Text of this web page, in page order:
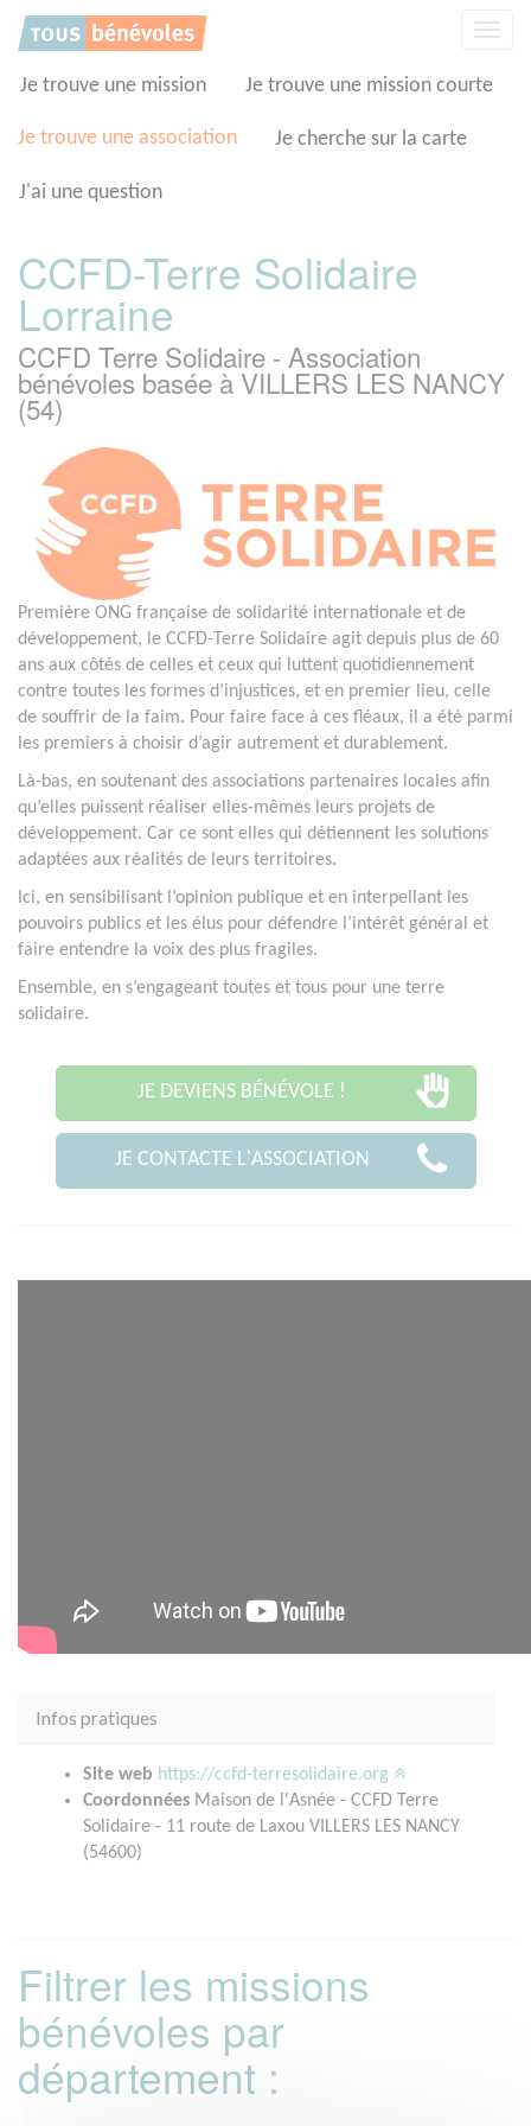
Je trouve une mission Je trouve une mission courte
Je trouve une association Je cherche sur la carte
J'ai une question
CCFD-Terre Solidaire
Lorraine
CCFD Terre Solidaire - Association
bénévoles basée à VILLERS LES NANCY
(54)
Première ONG française de solidarité internationale et de
développement, le CCFD-Terre Solidaire agit depuis plus de 60
ans aux côtés de celles et ceux qui luttent quotidiennement
contre toutes les formes d’injustices, et en premier lieu, celle
de souffrir de la faim. Pour faire face à ces fléaux, il a été parmi
les premiers à choisir d’agir autrement et durablement.
Là-bas, en soutenant des associations partenaires locales afin
qu’elles puissent réaliser elles-mêmes leurs projets de
développement. Car ce sont elles qui détiennent les solutions
adaptées aux réalités de leurs territoires.
Ici, en sensibilisant l’opinion publique et en interpellant les
pouvoirs publics et les élus pour défendre l’intérêt général et
faire entendre la voix des plus fragiles.
Ensemble, en s’engageant toutes et tous pour une terre
solidaire.
JE DEVIENS BÉNÉVOLE !
JE CONTACTE L'ASSOCIATION
Infos pratiques
Site web https://ccfd-terresolidaire.org
Coordonnées Maison de l'Asnée - CCFD Terre
Solidaire - 11 route de Laxou VILLERS LES NANCY
(54600)
Filtrer les missions
bénévoles par
département :
Panneau de gestion des cookies